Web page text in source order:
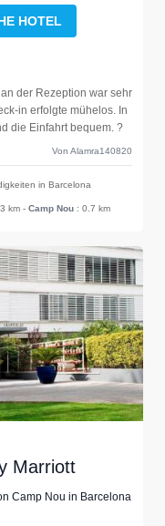
HOTEL
der Rezeption war sehr
in erfolgte mühelos. In
die Einfahrt bequem. ?
Von Alamra140820
in Barcelona
km - Camp Nou : 0.7 km
Marriott
Camp Nou in Barcelona